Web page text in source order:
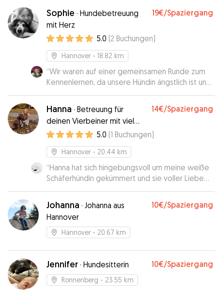
Sophie · Hundebetreuung
mit Herz
19€/Spaziergang
5.0 (2 Buchungen)
Hannover - 18.82 km
“Wir waren auf einer gemeinsamen Runde zum
Kennenlernen, da unsere Hündin ängstlich ist und
bei Fremden länger braucht um warm zu
werden. Sophie war sehr geduldig und
verständnisvoll mit ihr, wir werden auf jeden Fall
weiter mit ihr zusammenarbeiten :)
Hanna · Betreuung für
deinen Vierbeiner mit viel
Herz
14€/Spaziergang
5.0 (1 Buchungen)
Hannover - 20.44 km
“Hanna hat sich hingebungsvoll um meine weiße
Schäferhündin gekümmert und sie voller Liebe
umsorgt. Ich wusste zu jedem Zeitpunkt, dass es
beiden gut geht, und Hannas eigene Haustiere
(zwei sehr süße Katzen) waren aufgrund der
Vorerfahrung meiner Hündin und ihrem sensiblen
Wesen auch kein Thema. Ich werde Hanna meine
froh, so eine liebevolle und zuverlässige
Betreuung gefunden zu haben.”
Johanna · Johanna aus
Hannover
10€/Spaziergang
Hannover - 20.67 km
Jennifer · Hundesitterin 10€/Spaziergang
Ronnenberg - 23.55 km